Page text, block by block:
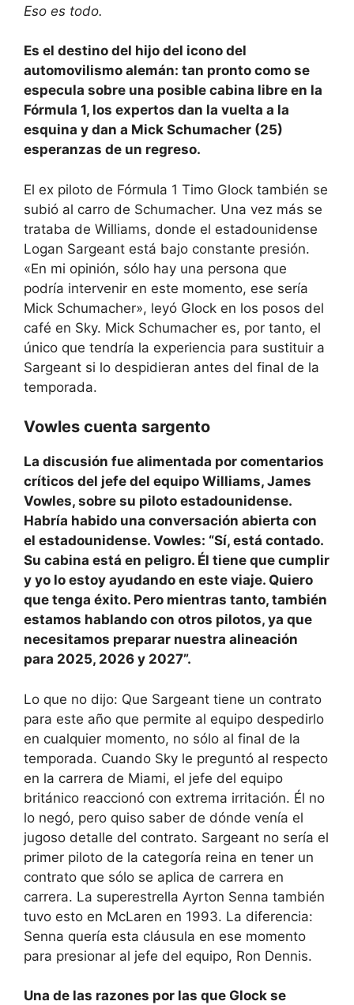
Eso es todo.
Es el destino del hijo del icono del
automovilismo alemán: tan pronto como se
especula sobre una posible cabina libre en la
Fórmula 1, los expertos dan la vuelta a la
esquina y dan a Mick Schumacher (25)
esperanzas de un regreso.
El ex piloto de Fórmula 1 Timo Glock también se
subió al carro de Schumacher. Una vez más se
trataba de Williams, donde el estadounidense
Logan Sargeant está bajo constante presión.
«En mi opinión, sólo hay una persona que
podría intervenir en este momento, ese sería
Mick Schumacher», leyó Glock en los posos del
café en Sky. Mick Schumacher es, por tanto, el
único que tendría la experiencia para sustituir a
Sargeant si lo despidieran antes del final de la
temporada.
Vowles cuenta sargento
La discusión fue alimentada por comentarios
críticos del jefe del equipo Williams, James
Vowles, sobre su piloto estadounidense.
Habría habido una conversación abierta con
el estadounidense. Vowles: “Sí, está contado.
Su cabina está en peligro. Él tiene que cumplir
y yo lo estoy ayudando en este viaje. Quiero
que tenga éxito. Pero mientras tanto, también
estamos hablando con otros pilotos, ya que
necesitamos preparar nuestra alineación
para 2025, 2026 y 2027”.
Lo que no dijo: Que Sargeant tiene un contrato
para este año que permite al equipo despedirlo
en cualquier momento, no sólo al final de la
temporada. Cuando Sky le preguntó al respecto
en la carrera de Miami, el jefe del equipo
británico reaccionó con extrema irritación. Él no
lo negó, pero quiso saber de dónde venía el
jugoso detalle del contrato. Sargeant no sería el
primer piloto de la categoría reina en tener un
contrato que sólo se aplica de carrera en
carrera. La superestrella Ayrton Senna también
tuvo esto en McLaren en 1993. La diferencia:
Senna quería esta cláusula en ese momento
para presionar al jefe del equipo, Ron Dennis.
Una de las razones por las que Glock se